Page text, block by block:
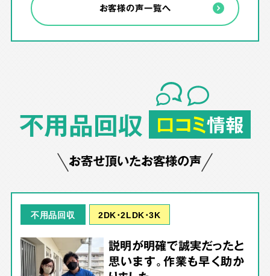
お客様の声一覧へ
不用品回収 口コミ情報
お寄せ頂いたお客様の声
不用品回収 2DK･2LDK･3K
説明が明確で誠実だったと
思います。作業も早く助か